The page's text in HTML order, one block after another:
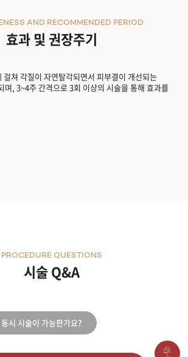
효과 및 권장주기
AND RECOMMENDED PERIOD
걸쳐 각질이 자연탈각되면서 피부결이 개선되는
며, 3~4주 간격으로 3회 이상의 시술을 통해 효과를
시술 Q&A
PROCEDURE QUESTIONS
시 시술이 가능한가요?